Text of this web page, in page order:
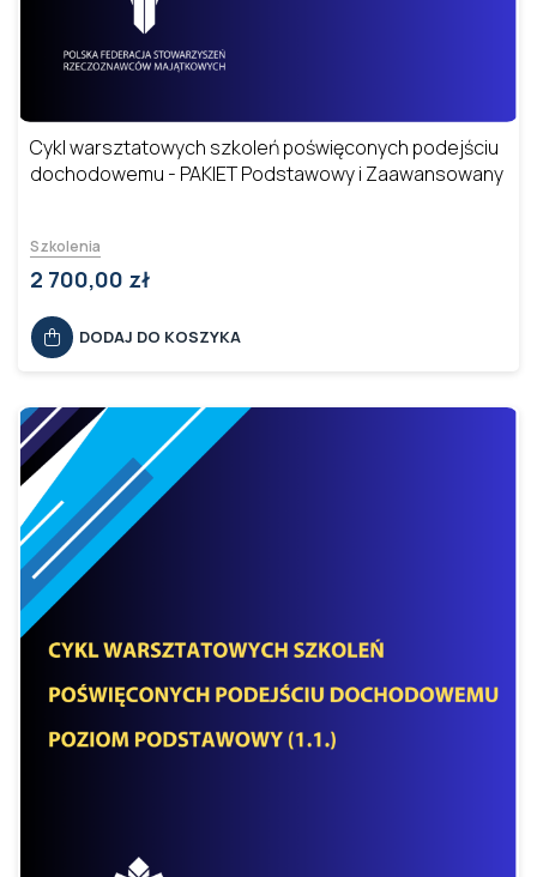
Cykl warsztatowych szkoleń poświęconych podejściu
dochodowemu - PAKIET Podstawowy i Zaawansowany
Szkolenia
2 700,00 zł
DODAJ DO KOSZYKA